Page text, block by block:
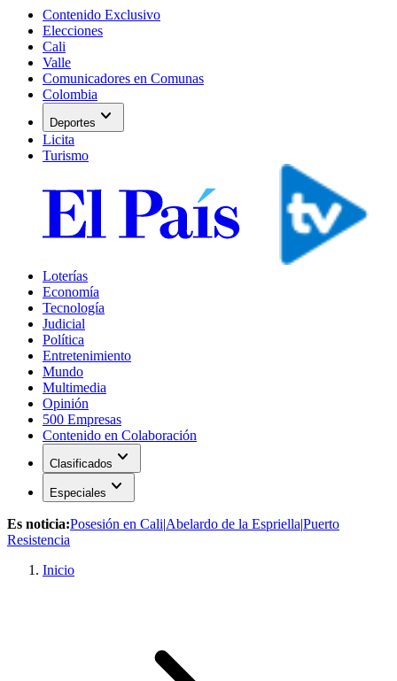
Contenido Exclusivo
Elecciones
Cali
Valle
Comunicadores en Comunas
Colombia
Deportes expand_more
Licita
Turismo
Loterías
Economía
Tecnología
Judicial
Política
Entretenimiento
Mundo
Multimedia
Opinión
500 Empresas
Contenido en Colaboración
Clasificados expand_more
Especiales expand_more
Es noticia:Posesión en Cali|Abelardo de la Espriella|Puerto
Resistencia
Inicio